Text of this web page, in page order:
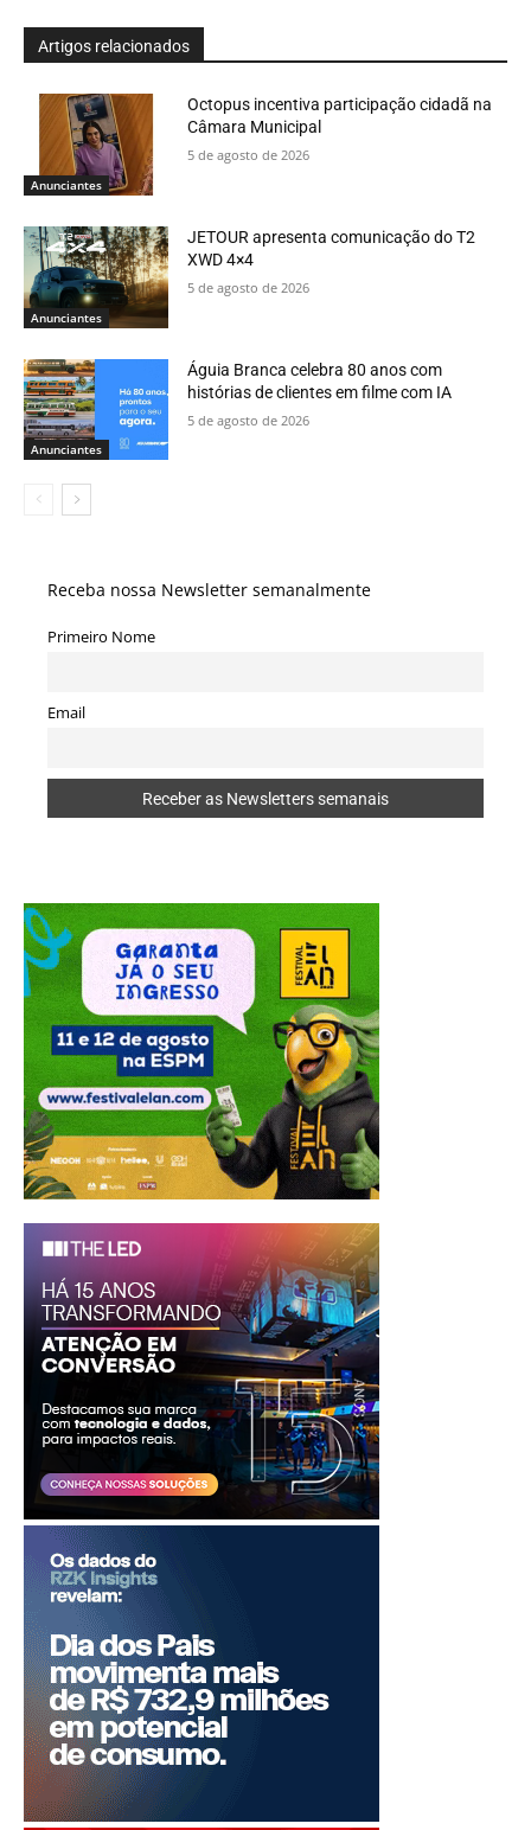
Artigos relacionados
Anunciantes
Octopus incentiva participação cidadã na
Câmara Municipal
5 de agosto de 2026
Anunciantes
JETOUR apresenta comunicação do T2
XWD 4×4
5 de agosto de 2026
Anunciantes
Águia Branca celebra 80 anos com
histórias de clientes em filme com IA
5 de agosto de 2026
Receba nossa Newsletter semanalmente
Primeiro Nome
Email